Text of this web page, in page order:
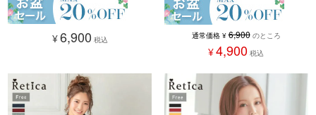
¥6,900 税込 通常価格 ¥ 6,900 のところ
¥4,900 税込